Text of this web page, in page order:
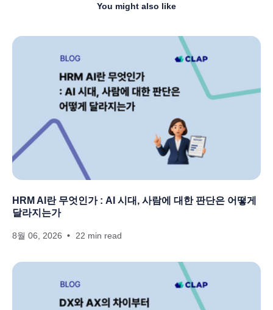
You might also like
HRM AI란 무엇인가 : AI 시대, 사람에 대한 판단은 어떻게
달라지는가
8월 06, 2026 22 min read